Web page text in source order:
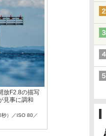
放F2.8の描写
見事に調和
）／ISO 80／